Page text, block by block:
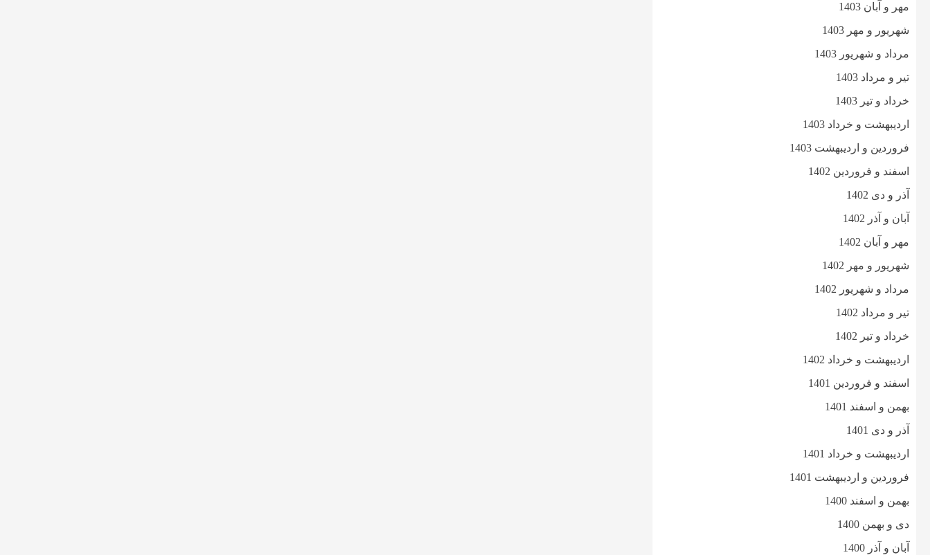
مهر و آبان 1403
شهریور و مهر 1403
مرداد و شهریور 1403
تیر و مرداد 1403
خرداد و تیر 1403
اردیبهشت و خرداد 1403
فروردین و اردیبهشت 1403
اسفند و فروردین 1402
آذر و دی 1402
آبان و آذر 1402
مهر و آبان 1402
شهریور و مهر 1402
مرداد و شهریور 1402
تیر و مرداد 1402
خرداد و تیر 1402
اردیبهشت و خرداد 1402
اسفند و فروردین 1401
بهمن و اسفند 1401
آذر و دی 1401
اردیبهشت و خرداد 1401
فروردین و اردیبهشت 1401
بهمن و اسفند 1400
دی و بهمن 1400
آبان و آذر 1400